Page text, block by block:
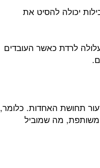
יכולה להסיט את
לרדת כאשר העובדים
תחושת האחדות. כלומר,
משותפת, מה שמוביל